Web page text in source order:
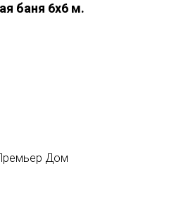
баня 6х6 м.
Дом